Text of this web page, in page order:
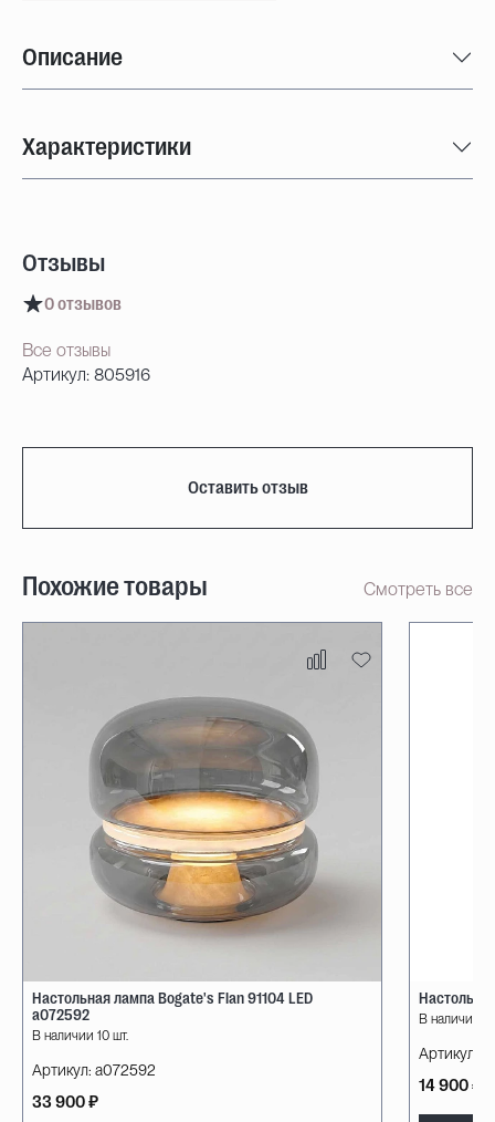
Описание
Характеристики
Отзывы
0 отзывов
Все отзывы
Артикул: 805916
Оставить отзыв
Похожие товары Смотреть все
Настольная лампа Bogate's Flan 91104 LED
a072592
В наличии 10 шт.
Артикул: a072592
33 900 ₽
В наличии
Артикул:
14 900 ₽